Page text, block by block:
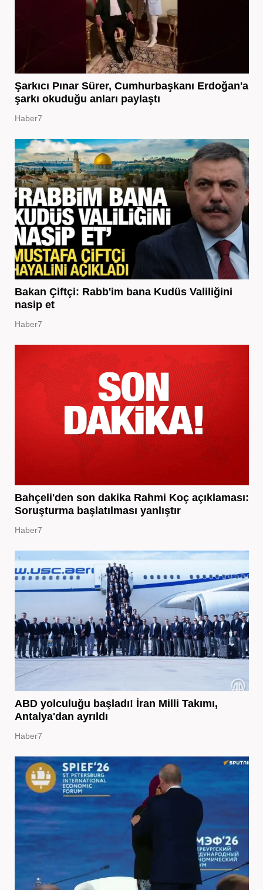
Şarkıcı Pınar Sürer, Cumhurbaşkanı Erdoğan'a
şarkı okuduğu anları paylaştı
Haber7
Bakan Çiftçi: Rabb'im bana Kudüs Valiliğini
nasip et
Haber7
Bahçeli'den son dakika Rahmi Koç açıklaması:
Soruşturma başlatılması yanlıştır
Haber7
ABD yolculuğu başladı! İran Milli Takımı,
Antalya'dan ayrıldı
Haber7